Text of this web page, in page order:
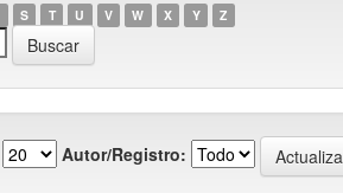
S T U V W X Y Z
Autor/Registro: